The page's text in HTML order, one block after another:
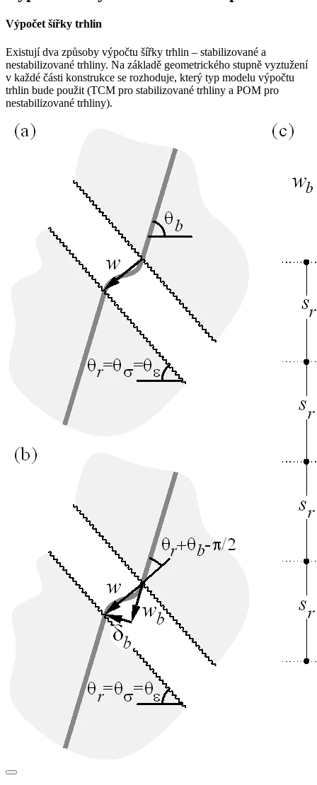
Výpočet šířky trhlin
Existují dva způsoby výpočtu šířky trhlin – stabilizované a
nestabilizované trhliny. Na základě geometrického stupně vyztužení
v každé části konstrukce se rozhoduje, který typ modelu výpočtu
trhlin bude použit (TCM pro stabilizované trhliny a POM pro
nestabilizované trhliny).